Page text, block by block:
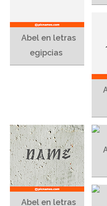
Abel en letras
egipcias
Abel en letras